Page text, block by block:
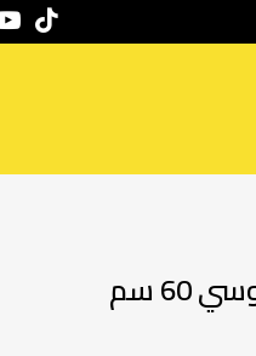
سم